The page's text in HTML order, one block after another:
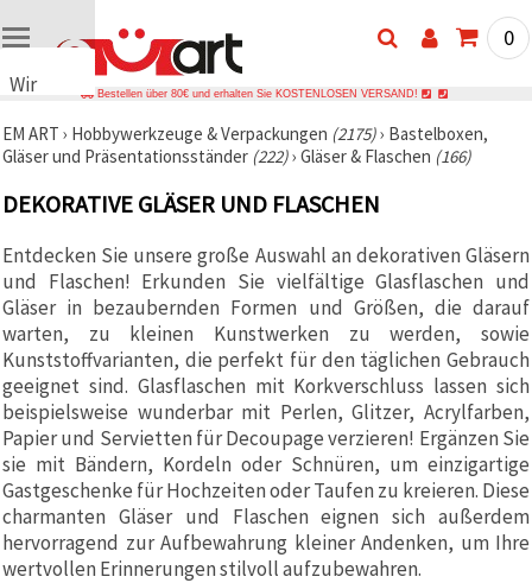
Wir
Cookies
🍪 Wir
Cookies
ähnliche
Technologien,
um das
ordnungsgemäße
Funktionieren
der Website
sicherzustellen,
Nutzungserlebnis
zu
verbessern
und, mit
Ihrer
Einwilligung,
den
Datenverkehr
zu
analysieren
0
Bestellen über 80€ und erhalten Sie KOSTENLOSEN VERSAND!
EM ART › Hobbywerkzeuge & Verpackungen (2175)› Bastelboxen,
Gläser und Präsentationsständer (222)› Gläser & Flaschen (166)
DEKORATIVE GLÄSER UND FLASCHEN
Entdecken Sie unsere große Auswahl an dekorativen Gläsern
und Flaschen! Erkunden Sie vielfältige Glasflaschen und
Gläser in bezaubernden Formen und Größen, die darauf
warten, zu kleinen Kunstwerken zu werden, sowie
Kunststoffvarianten, die perfekt für den täglichen Gebrauch
geeignet sind. Glasflaschen mit Korkverschluss lassen sich
beispielsweise wunderbar mit Perlen, Glitzer, Acrylfarben,
Papier und Servietten für Decoupage verzieren! Ergänzen Sie
sie mit Bändern, Kordeln oder Schnüren, um einzigartige
Gastgeschenke für Hochzeiten oder Taufen zu kreieren. Diese
charmanten Gläser und Flaschen eignen sich außerdem
hervorragend zur Aufbewahrung kleiner Andenken, um Ihre
wertvollen Erinnerungen stilvoll aufzubewahren.